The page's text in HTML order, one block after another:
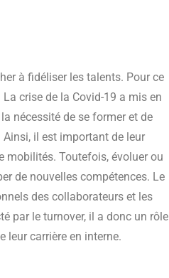
à fidéliser les talents. Pour ce
crise de la Covid-19 a mis en
nécessité de se former et de
il est important de leur
mobilités. Toutefois, évoluer ou
de nouvelles compétences. Le
des collaborateurs et les
par le turnover, il a donc un rôle
leur carrière en interne.